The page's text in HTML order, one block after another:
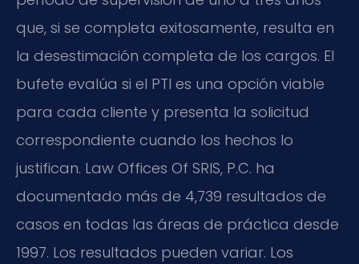
que, si se completa exitosamente, resulta en
la desestimación completa de los cargos. El
bufete evalúa si el PTI es una opción viable
para cada cliente y presenta la solicitud
correspondiente cuando los hechos lo
justifican. Law Offices Of SRIS, P.C. ha
documentado más de 4,739 resultados de
casos en todas las áreas de práctica desde
1997. Los resultados pueden variar. Los